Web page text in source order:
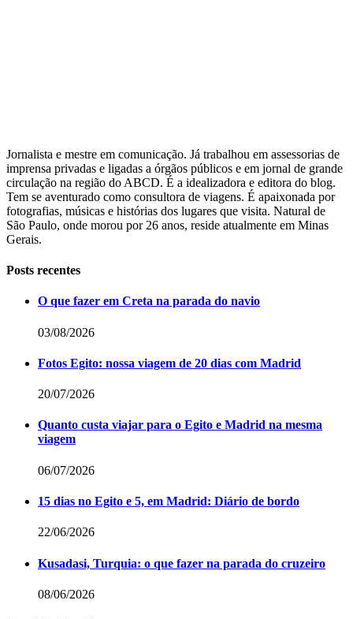
Jornalista e mestre em comunicação. Já trabalhou em assessorias de
imprensa privadas e ligadas a órgãos públicos e em jornal de grande
circulação na região do ABCD. É a idealizadora e editora do blog.
Tem se aventurado como consultora de viagens. É apaixonada por
fotografias, músicas e histórias dos lugares que visita. Natural de
São Paulo, onde morou por 26 anos, reside atualmente em Minas
Gerais.
Posts recentes
O que fazer em Creta na parada do navio
03/08/2026
Fotos Egito: nossa viagem de 20 dias com Madrid
20/07/2026
Quanto custa viajar para o Egito e Madrid na mesma
viagem
06/07/2026
15 dias no Egito e 5, em Madrid: Diário de bordo
22/06/2026
Kusadasi, Turquia: o que fazer na parada do cruzeiro
08/06/2026